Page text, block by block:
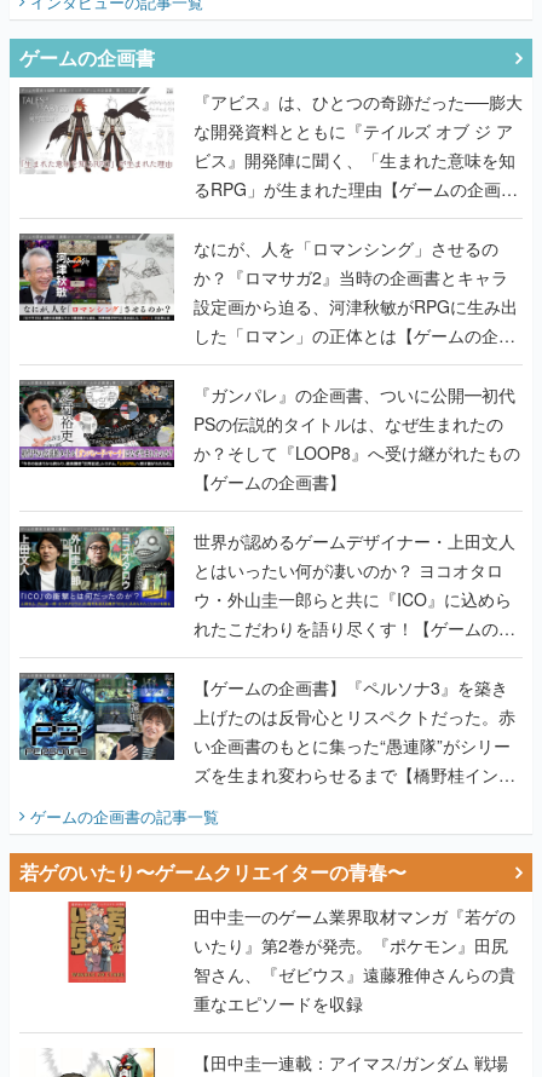
ゲームの企画書
『アビス』は、ひとつの奇跡だった──膨大
な開発資料とともに『テイルズ オブ ジ ア
ビス』開発陣に聞く、「生まれた意味を知
るRPG」が生まれた理由【ゲームの企画
書】
なにが、人を「ロマンシング」させるの
か？『ロマサガ2』当時の企画書とキャラ
設定画から迫る、河津秋敏がRPGに生み出
した「ロマン」の正体とは【ゲームの企画
書】
『ガンパレ』の企画書、ついに公開━初代
PSの伝説的タイトルは、なぜ生まれたの
か？そして『LOOP8』へ受け継がれたもの
【ゲームの企画書】
世界が認めるゲームデザイナー・上田文人
とはいったい何が凄いのか？ ヨコオタロ
ウ・外山圭一郎らと共に『ICO』に込めら
れたこだわりを語り尽くす！【ゲームの企
画書】
【ゲームの企画書】『ペルソナ3』を築き
上げたのは反骨心とリスペクトだった。赤
い企画書のもとに集った“愚連隊”がシリー
ズを生まれ変わらせるまで【橋野桂インタ
ゲームの企画書の記事一覧
若ゲのいたり〜ゲームクリエイターの青春〜
田中圭一のゲーム業界取材マンガ『若ゲの
いたり』第2巻が発売。『ポケモン』田尻
智さん、『ゼビウス』遠藤雅伸さんらの貴
重なエピソードを収録
【田中圭一連載：アイマス/ガンダム 戦場